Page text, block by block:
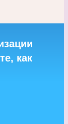
как